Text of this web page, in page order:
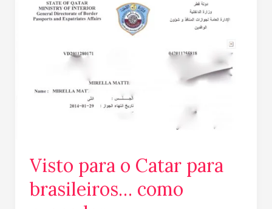
Visto para o Catar para
brasileiros… como
para
o
como
proceder…